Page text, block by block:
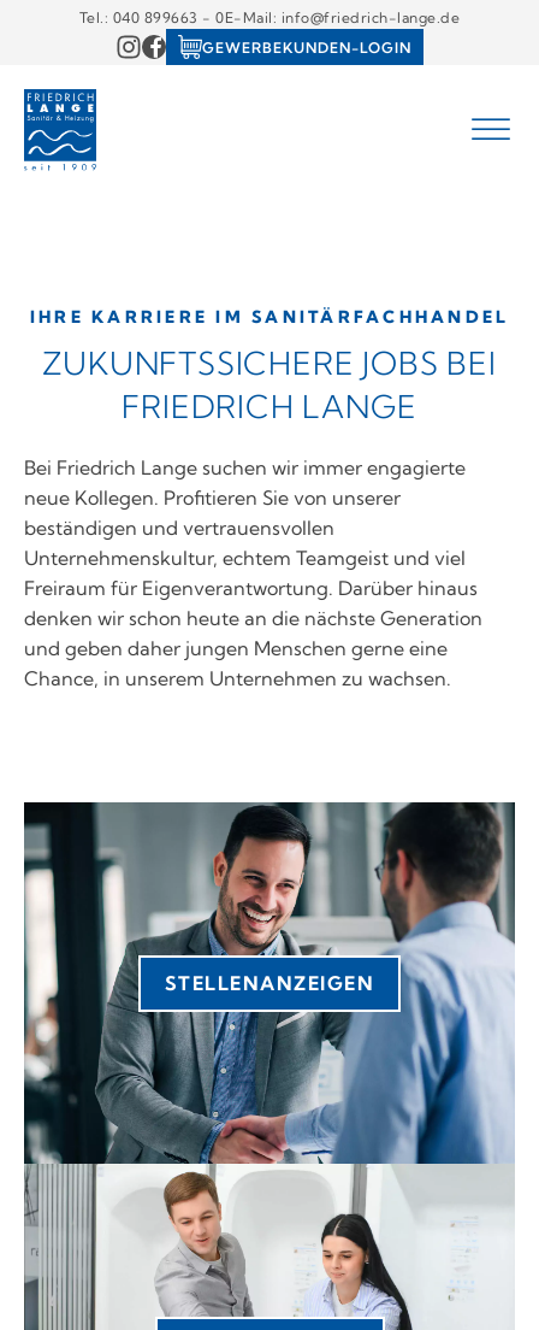
Tel.: 040 899663 - 0E-Mail: info@friedrich-lange.de
GEWERBEKUNDEN-LOGIN
IHRE KARRIERE IM SANITÄRFACHHANDEL
ZUKUNFTSSICHERE JOBS BEI
FRIEDRICH LANGE
Bei Friedrich Lange suchen wir immer engagierte
neue Kollegen. Profitieren Sie von unserer
beständigen und vertrauensvollen
Unternehmenskultur, echtem Teamgeist und viel
Freiraum für Eigenverantwortung. Darüber hinaus
denken wir schon heute an die nächste Generation
und geben daher jungen Menschen gerne eine
Chance, in unserem Unternehmen zu wachsen.
STELLENANZEIGEN